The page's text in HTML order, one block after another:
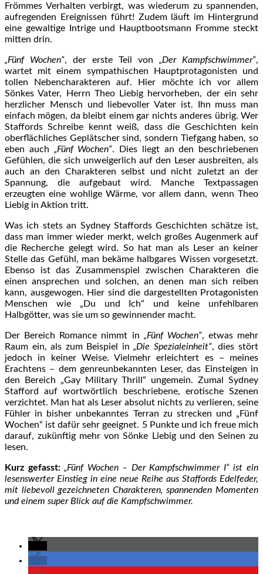
Frömmes Verhalten verbirgt, was wiederum zu spannenden,
aufregenden Ereignissen führt! Zudem läuft im Hintergrund
eine gewaltige Intrige und Hauptbootsmann Fromme steckt
mitten drin.
„Fünf Wochen“, der erste Teil von „Der Kampfschwimmer“,
wartet mit einem sympathischen Hauptprotagonisten und
tollen Nebencharakteren auf. Hier möchte ich vor allem
Sönkes Vater, Herrn Theo Liebig hervorheben, der ein sehr
herzlicher Mensch und liebevoller Vater ist. Ihn muss man
einfach mögen, da bleibt einem gar nichts anderes übrig. Wer
Staffords Schreibe kennt weiß, dass die Geschichten kein
oberflächliches Geplätscher sind, sondern Tiefgang haben, so
eben auch „Fünf Wochen“. Dies liegt an den beschriebenen
Gefühlen, die sich unweigerlich auf den Leser ausbreiten, als
auch an den Charakteren selbst und nicht zuletzt an der
Spannung, die aufgebaut wird. Manche Textpassagen
erzeugten eine wohlige Wärme, vor allem dann, wenn Theo
Liebig in Aktion tritt.
Was ich stets an Sydney Staffords Geschichten schätze ist,
dass man immer wieder merkt, welch großes Augenmerk auf
die Recherche gelegt wird. So hat man als Leser an keiner
Stelle das Gefühl, man bekäme halbgares Wissen vorgesetzt.
Ebenso ist das Zusammenspiel zwischen Charakteren die
einen ansprechen und solchen, an denen man sich reiben
kann, ausgewogen. Hier sind die dargestellten Protagonisten
Menschen wie „Du und Ich“ und keine unfehlbaren
Halbgötter, was sie um so gewinnender macht.
Der Bereich Romance nimmt in „Fünf Wochen“, etwas mehr
Raum ein, als zum Beispiel in„Die Spezialeinheit“, dies stört
jedoch in keiner Weise. Vielmehr erleichtert es – meines
Erachtens – dem genreunbekannten Leser, das Einsteigen in
den Bereich „Gay Military Thrill“ ungemein. Zumal Sydney
Stafford auf wortwörtlich beschriebene, erotische Szenen
verzichtet. Man hat als Leser absolut nichts zu verlieren, seine
Fühler in bisher unbekanntes Terran zu strecken und „Fünf
Wochen“ ist dafür sehr geeignet. 5 Punkte und ich freue mich
darauf, zukünftig mehr von Sönke Liebig und den Seinen zu
lesen.
Kurz gefasst: „Fünf Wochen – Der Kampfschwimmer I“ ist ein
lesenswerter Einstieg in eine neue Reihe aus Staffords Edelfeder,
mit liebevoll gezeichneten Charakteren, spannenden Momenten
und einem super Blick auf die Kampfschwimmer.